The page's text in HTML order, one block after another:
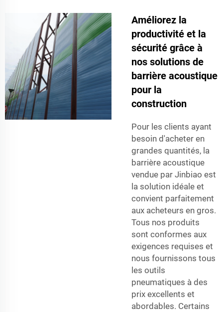
Améliorez la
productivité et la
sécurité grâce à
nos solutions de
barrière acoustique
pour la
construction
Pour les clients ayant
besoin d'acheter en
grandes quantités, la
barrière acoustique
vendue par Jinbiao est
la solution idéale et
convient parfaitement
aux acheteurs en gros.
Tous nos produits
sont conformes aux
exigences requises et
nous fournissons tous
les outils
pneumatiques à des
prix excellents et
abordables. Certains